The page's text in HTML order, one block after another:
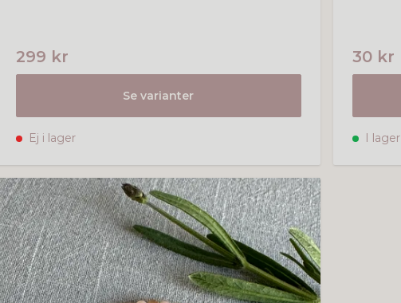
299 kr
Se varianter
Ej i lager
30 kr
I lager